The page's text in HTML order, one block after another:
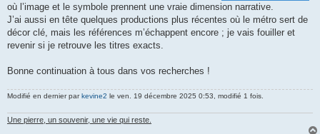
où l’image et le symbole prennent une vraie dimension narrative.
J’ai aussi en tête quelques productions plus récentes où le métro sert de
décor clé, mais les références m’échappent encore ; je vais fouiller et
revenir si je retrouve les titres exacts.
Bonne continuation à tous dans vos recherches !
Modifié en dernier par kevine2 le ven. 19 décembre 2025 0:53, modifié 1 fois.
Une pierre, un souvenir, une vie qui reste.